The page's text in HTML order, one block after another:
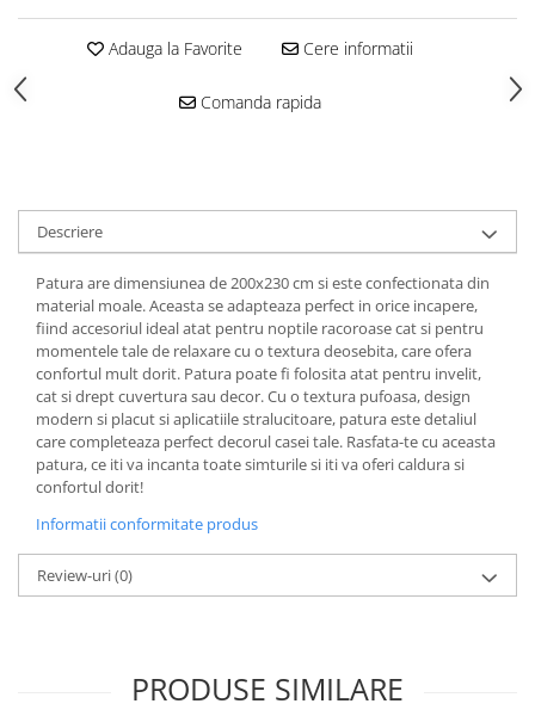
Adauga la Favorite Cere informatii
Comanda rapida
Descriere
Patura are dimensiunea de 200x230 cm si este confectionata din
material moale. Aceasta se adapteaza perfect in orice incapere,
fiind accesoriul ideal atat pentru noptile racoroase cat si pentru
momentele tale de relaxare cu o textura deosebita, care ofera
confortul mult dorit. Patura poate fi folosita atat pentru invelit,
cat si drept cuvertura sau decor. Cu o textura pufoasa, design
modern si placut si aplicatiile stralucitoare, patura este detaliul
care completeaza perfect decorul casei tale. Rasfata-te cu aceasta
patura, ce iti va incanta toate simturile si iti va oferi caldura si
confortul dorit!
Informatii conformitate produs
Review-uri(0)
PRODUSE SIMILARE